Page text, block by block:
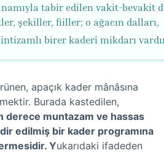
tabir edilen vakit-bevakit
şekiller, fiiller; o ağacın dalları,
birer kaderî mikdarı
apaçık kader mânâsına
Burada kastedilen,
derece muntazam ve hassas
edilmiş bir kader programına
Yukarıdaki ifadeden